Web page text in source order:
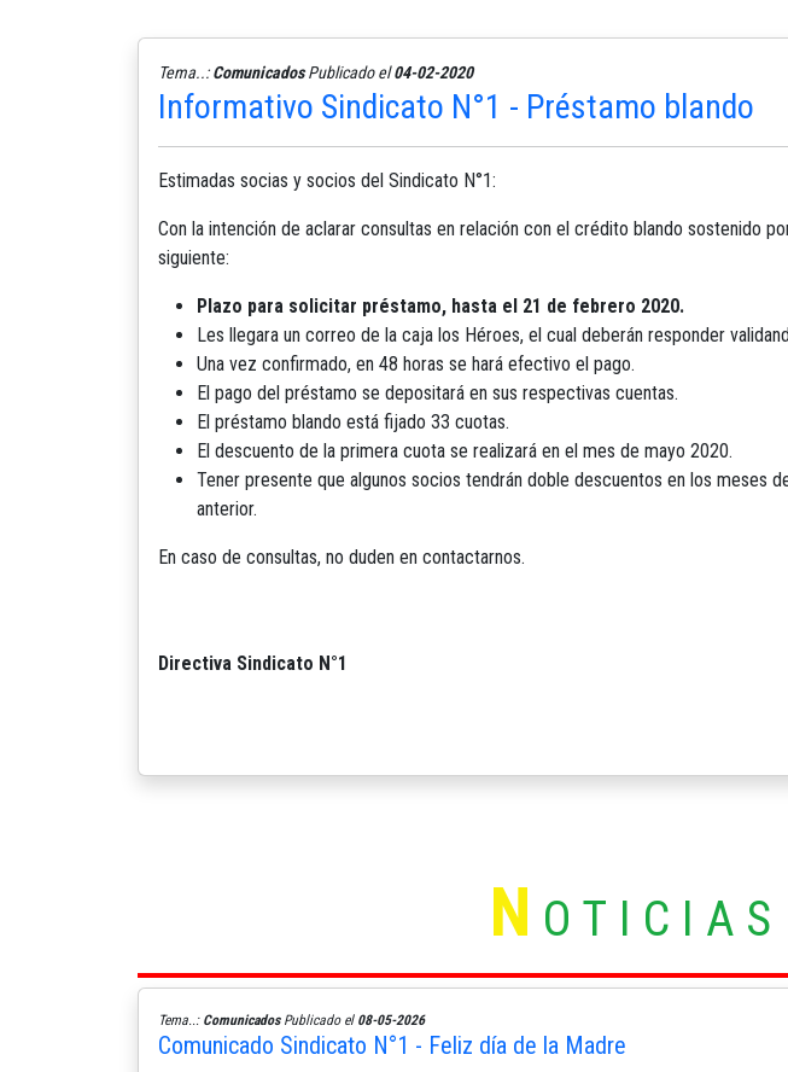
Tema..:ComunicadosPublicado el04-02-2020
Informativo Sindicato N°1 - Préstamo blando
Estimadas socias y socios del Sindicato N°1:
Con la intención de aclarar consultas en relación con el crédito blando sostenido
siguiente:
Plazo para solicitar préstamo, hasta el 21 de febrero 2020.
Les llegara un correo de la caja los Héroes, el cual deberán responder
Una vez confirmado, en 48 horas se hará efectivo el pago.
El pago del préstamo se depositará en sus respectivas cuentas.
El préstamo blando está fijado 33 cuotas.
El descuento de la primera cuota se realizará en el mes de mayo 2020.
Tener presente que algunos socios tendrán doble descuentos en los meses
anterior.
En caso de consultas, no duden en contactarnos.
Directiva Sindicato N°1
N OTICIAS
Tema..: ComunicadosPublicado el 08-05-2026
Comunicado Sindicato N°1 - Feliz día de la Madre